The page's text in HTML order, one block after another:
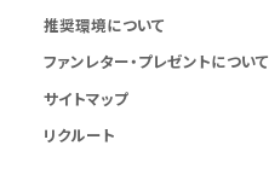
推奨環境について
ファンレター・プレゼントについて
サイトマップ
リクルート